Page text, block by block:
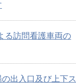
る訪問看護車両の
出入口及び上下ス